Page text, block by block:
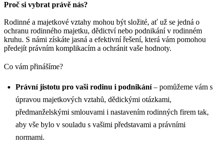
Proč si vybrat právě nás?
Rodinné a majetkové vztahy mohou být složité, ať už se jedná o
ochranu rodinného majetku, dědictví nebo podnikání v rodinném
kruhu. S námi získáte jasná a efektivní řešení, která vám pomohou
předejít právním komplikacím a ochránit vaše hodnoty.
Co vám přinášíme?
Právní jistotu pro vaši rodinu i podnikání– pomůžeme vám s
úpravou majetkových vztahů, dědickými otázkami,
předmanželskými smlouvami i nastavením rodinných firem tak,
aby vše bylo v souladu s vašimi představami a právními
normami.